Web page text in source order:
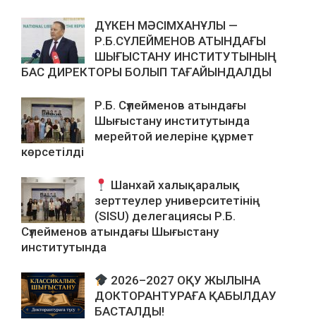
ДҮКЕН МӘСІМХАНҰЛЫ —
Р.Б.СҮЛЕЙМЕНОВ АТЫНДАҒЫ
ШЫҒЫСТАНУ ИНСТИТУТЫНЫҢ
БАС ДИРЕКТОРЫ БОЛЫП ТАҒАЙЫНДАЛДЫ
Р.Б. Сүлейменов атындағы
Шығыстану институтында
мерейтой иелеріне құрмет
көрсетілді
Шанхай халықаралық
зерттеулер университетінің
(SISU) делегациясы Р.Б.
Сүлейменов атындағы Шығыстану
институтында
2026–2027 ОҚУ ЖЫЛЫНА
ДОКТОРАНТУРАҒА ҚАБЫЛДАУ
БАСТАЛДЫ!